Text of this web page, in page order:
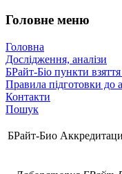
Головне меню
Головна
Дослідження, аналізи
БРайт-Біо пункти взяття
Правила підготовки до
Контакти
Пошук
БРайт-Био